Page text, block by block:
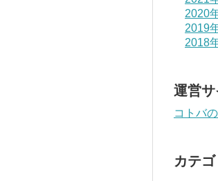
2020
2019
2018
運営サ
コトバ
カテ